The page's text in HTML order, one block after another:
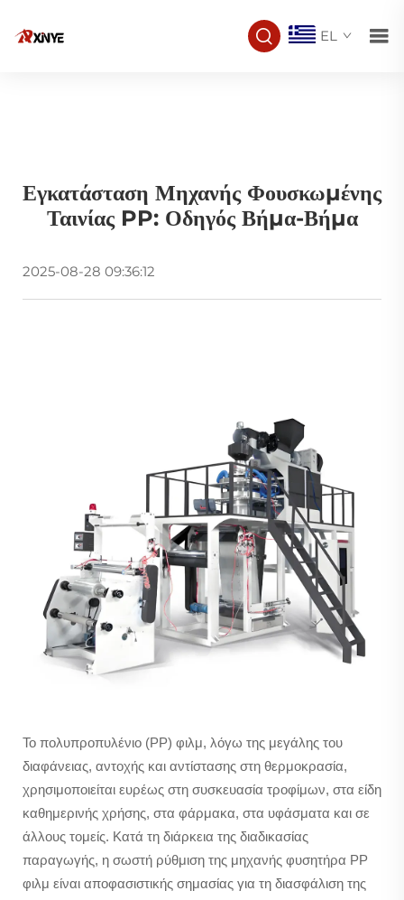
EL
Εγκατάσταση Μηχανής Φουσκωμένης
Ταινίας PP: Οδηγός Βήμα-Βήμα
2025-08-28 09:36:12
Το πολυπροπυλένιο (PP) φιλμ, λόγω της μεγάλης του
διαφάνειας, αντοχής και αντίστασης στη θερμοκρασία,
χρησιμοποιείται ευρέως στη συσκευασία τροφίμων, στα είδη
καθημερινής χρήσης, στα φάρμακα, στα υφάσματα και σε
άλλους τομείς. Κατά τη διάρκεια της διαδικασίας
παραγωγής, η σωστή ρύθμιση της μηχανής φυσητήρα PP
φιλμ είναι αποφασιστικής σημασίας για τη διασφάλιση της